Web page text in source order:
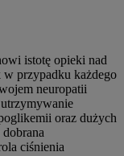
istotę opieki nad
w przypadku każdego
neuropatii
oraz dużych
ciśnienia